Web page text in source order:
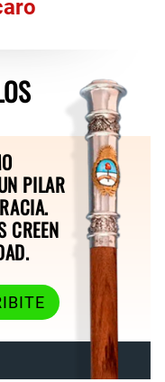
PILAR
CREEN